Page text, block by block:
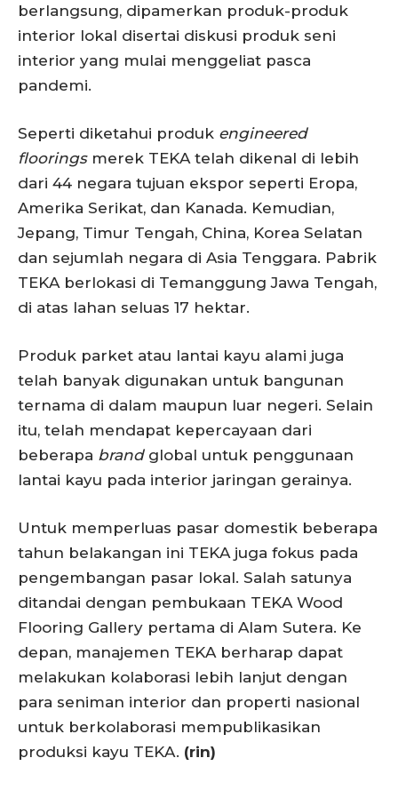
berlangsung, dipamerkan produk-produk
interior lokal disertai diskusi produk seni
interior yang mulai menggeliat pasca
pandemi.
Seperti diketahui produk engineered
flooringsmerek TEKA telah dikenal di lebih
dari 44 negara tujuan ekspor seperti Eropa,
Amerika Serikat, dan Kanada. Kemudian,
Jepang, Timur Tengah, China, Korea Selatan
dan sejumlah negara di Asia Tenggara. Pabrik
TEKA berlokasi di Temanggung Jawa Tengah,
di atas lahan seluas 17 hektar.
Produk parket atau lantai kayu alami juga
telah banyak digunakan untuk bangunan
ternama di dalam maupun luar negeri. Selain
itu, telah mendapat kepercayaan dari
beberapa brandglobal untuk penggunaan
lantai kayu pada interior jaringan gerainya.
Untuk memperluas pasar domestik beberapa
tahun belakangan ini TEKA juga fokus pada
pengembangan pasar lokal. Salah satunya
ditandai dengan pembukaan TEKA Wood
Flooring Gallery pertama di Alam Sutera. Ke
depan, manajemen TEKA berharap dapat
melakukan kolaborasi lebih lanjut dengan
para seniman interior dan properti nasional
untuk berkolaborasi mempublikasikan
produksi kayu TEKA. (rin)